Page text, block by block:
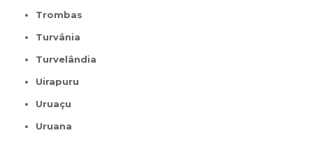
Trombas
Turvânia
Turvelândia
Uirapuru
Uruaçu
Uruana